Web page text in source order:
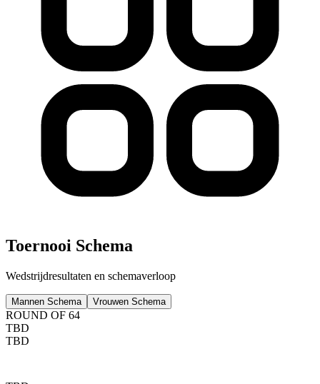
Toernooi Schema
Wedstrijdresultaten en schemaverloop
Mannen Schema Vrouwen Schema
ROUND OF 64
TBD
TBD